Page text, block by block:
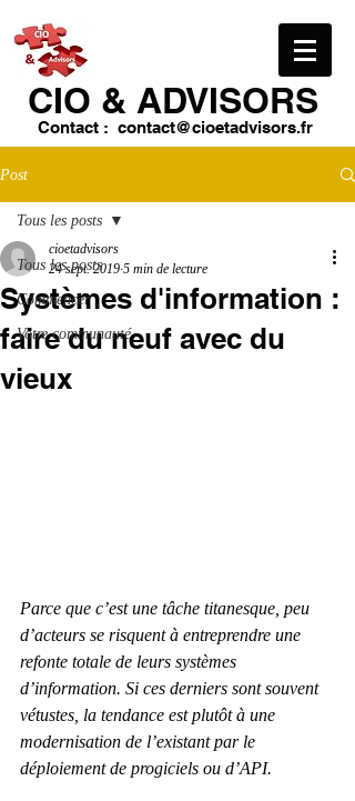
CIO & ​ADVISORS
Contact : contact@cioetadvisors.fr
Post
Tous les posts
Commencer
Votre communauté
Tous les posts
Systèmes d'information :
faire du neuf avec du
vieux
cioetadvisors
24 sept. 2019 5 min de lecture
Parce que c’est une tâche titanesque, peu
d’acteurs se risquent à entreprendre une
refonte totale de leurs systèmes
d’information. Si ces derniers sont souvent
vétustes, la tendance est plutôt à une
modernisation de l’existant par le
déploiement de progiciels ou d’API.